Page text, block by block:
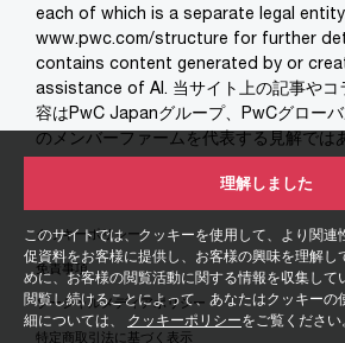
このサイトでは、クッキーを使用して、より関連
促資料をお客様に提供し、お客様の興味を理解し
めに、お客様の閲覧活動に関する情報を収集して
閲覧し続けることによって、あなたはクッキーの
細については、 クッキーポリシーをご覧ください
理解しました
each of which is a separate legal
www.pwc.com/structure for further
contains content generated by or
assistance of AI. 当サイト上の記事やコ
容はPwC Japanグループ、PwCグロー
のメンバーファームを代表する見解では
クッキーポリシー
免責事項
ソーシャルメディアポリシー
特定商取引法に基づく表示